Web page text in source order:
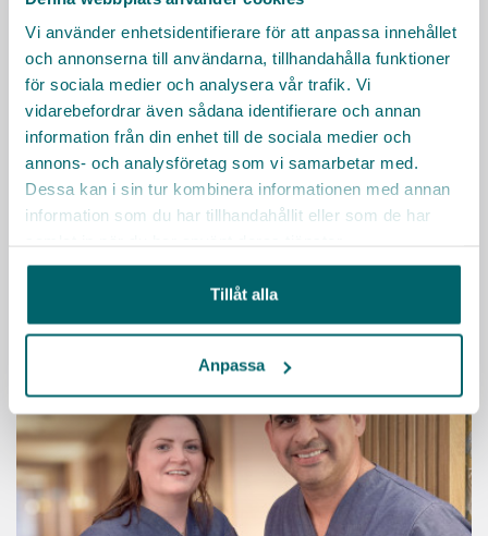
Vi använder enhetsidentifierare för att anpassa innehållet
och annonserna till användarna, tillhandahålla funktioner
för sociala medier och analysera vår trafik. Vi
vidarebefordrar även sådana identifierare och annan
information från din enhet till de sociala medier och
annons- och analysföretag som vi samarbetar med.
Dessa kan i sin tur kombinera informationen med annan
information som du har tillhandahållit eller som de har
Tillåt alla
Anpassa
Vill du arbeta i en kommun med gott rykte tillsammans
med engagerade kollegor och chefer? Vi erbjuder ett
spännande och omväxlande arbete där du
tillsammans med engagerade kollegor arbetar för att
skapa en härlig tillvaro för seniorerna i Nacka
Läs mer